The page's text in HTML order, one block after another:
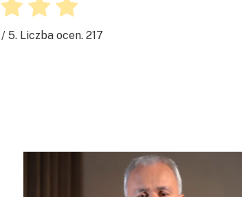
/ 5. Liczba ocen. 217